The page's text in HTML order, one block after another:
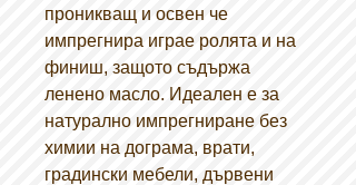
проникващ и освен че
импрегнира играе ролята и на
финиш, защото съдържа
ленено масло. Идеален е за
натурално импрегниране без
химии на дограма, врати,
градински мебели, дървени